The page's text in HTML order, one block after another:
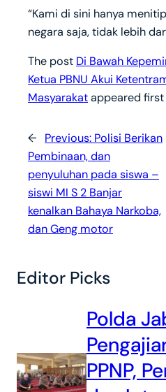
“Kami di sini hanya
negara saja, tidak lebih
The post Di Bawah
Ketua PBNU Akui
Masyarakatappeared
← Previous: Polisi Berikan
Pembinaan, dan
penyuluhan pada siswa –
siswi MI S 2 Banjar
kenalkan Bahaya Narkoba,
dan Geng motor
Editor Picks
Polda
PPNP,